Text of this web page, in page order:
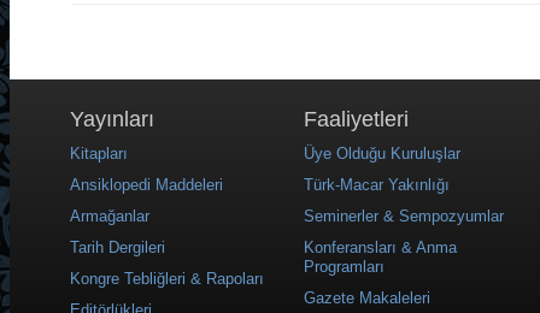
Yayınları
Kitapları
Ansiklopedi Maddeleri
Armağanlar
Tarih Dergileri
Kongre Tebliğleri & Rapoları
Faaliyetleri
Üye Olduğu Kuruluşlar
Türk-Macar Yakınlığı
Seminerler & Sempozyumlar
Konferansları & Anma
Programları
Gazete Makaleleri